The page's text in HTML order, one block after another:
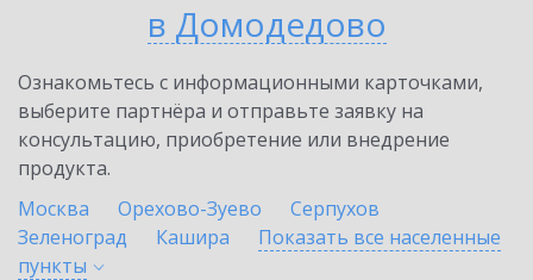
в Домодедово
Ознакомьтесь с информационными карточками,
выберите партнёра и отправьте заявку на
консультацию, приобретение или внедрение
продукта.
Москва
Орехово-Зуево
Серпухов
Зеленоград
Кашира
Показать все населенные
пункты